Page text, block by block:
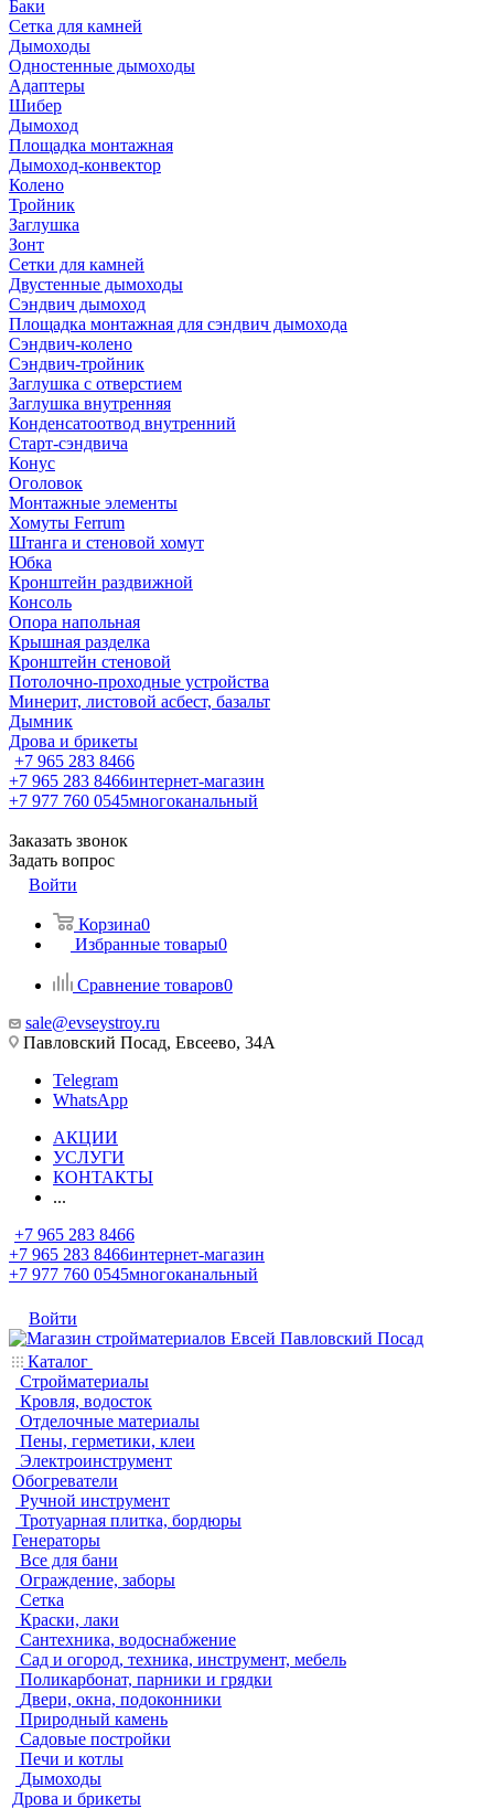
Баки
Сетка для камней
Дымоходы
Одностенные дымоходы
Адаптеры
Шибер
Дымоход
Площадка монтажная
Дымоход-конвектор
Колено
Тройник
Заглушка
Зонт
Сетки для камней
Двустенные дымоходы
Сэндвич дымоход
Площадка монтажная для сэндвич дымохода
Сэндвич-колено
Сэндвич-тройник
Заглушка с отверстием
Заглушка внутренняя
Конденсатоотвод внутренний
Старт-сэндвича
Конус
Оголовок
Монтажные элементы
Хомуты Ferrum
Штанга и стеновой хомут
Юбка
Кронштейн раздвижной
Консоль
Опора напольная
Крышная разделка
Кронштейн стеновой
Потолочно-проходные устройства
Минерит, листовой асбест, базальт
Дымник
Дрова и брикеты
+7 965 283 8466
+7 965 283 8466интернет-магазин
+7 977 760 0545многоканальный
Заказать звонок
Задать вопрос
Войти
Корзина0
Избранные товары0
Сравнение товаров0
sale@evseystroy.ru
Павловский Посад, Евсеево, 34А
Telegram
WhatsApp
АКЦИИ
УСЛУГИ
КОНТАКТЫ
...
+7 965 283 8466
+7 965 283 8466интернет-магазин
+7 977 760 0545многоканальный
Войти
Каталог
Стройматериалы
Кровля, водосток
Отделочные материалы
Пены, герметики, клеи
Электроинструмент
Обогреватели
Ручной инструмент
Тротуарная плитка, бордюры
Генераторы
Все для бани
Ограждение, заборы
Сетка
Краски, лаки
Сантехника, водоснабжение
Сад и огород, техника, инструмент, мебель
Поликарбонат, парники и грядки
Двери, окна, подоконники
Природный камень
Садовые постройки
Печи и котлы
Дымоходы
Дрова и брикеты